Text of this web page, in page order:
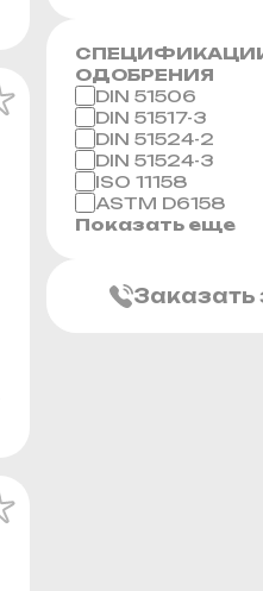
ОДОБРЕНИЯ
DIN 51506
DIN 51517-3
DIN 51524-2
DIN 51524-3
ISO 11158
ASTM D6158
Показать еще
Заказать